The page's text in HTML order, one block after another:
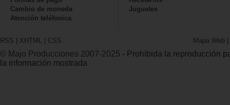
Cambio de moneda
Atención teléfonica
Juguetes
RSS | XHTML | CSS Mapa Web |
© Majo Producciones 2007-2025 - Prohibida la reproducción
la información mostrada